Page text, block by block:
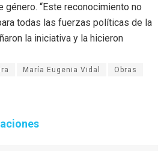
género. “Este reconocimiento no
todas las fuerzas políticas de la
la iniciativa y la hicieron
María Eugenia Vidal Obras